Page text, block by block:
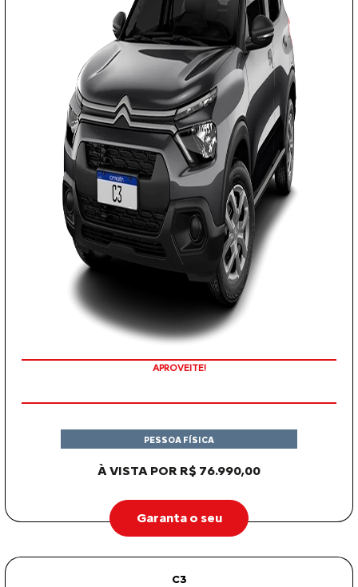
APROVEITE!
À VISTA POR R$ 76.990,00
PESSOA FÍSICA
Garanta o seu
C3